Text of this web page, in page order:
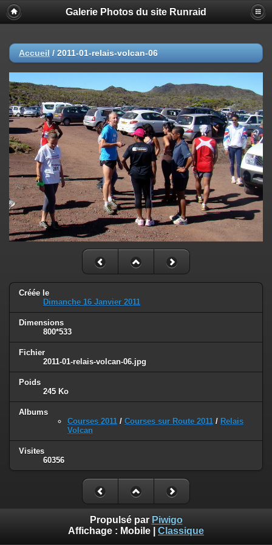
Galerie Photos du site Runraid
Accueil / 2011-01-relais-volcan-06
Créée le
Dimanche 16 Janvier 2011
Dimensions
800*533
Fichier
2011-01-relais-volcan-06.jpg
Poids
245 Ko
Albums
Courses 2011 / Courses sur Route 2011 / Relais
Volcan
Visites
60356
Propulsé par Piwigo
Affichage : Mobile Classique